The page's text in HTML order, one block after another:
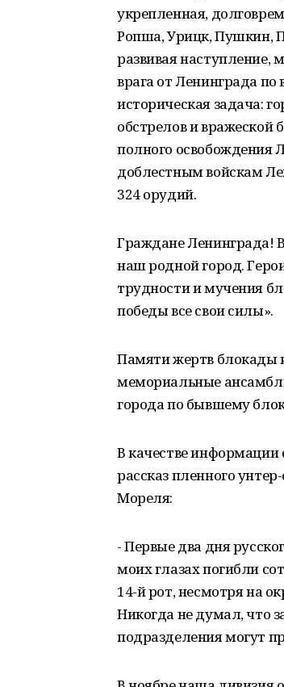
укрепленная,
Ропша, Урицк, Пушкин,
развивая наступление,
врага от Ленинграда по
историческая задача:
обстрелов и вражеской
полного освобождения
доблестным войскам
324 орудий.
Граждане Ленинграда!
наш родной город.
трудности и мучения
победы все свои силы».
Памяти жертв блокады
мемориальные
города по бывшему
В качестве
рассказ пленного
Мореля:
- Первые два дня
моих глазах погибли
14-й рот, несмотря на
Никогда не думал, что
подразделения могут